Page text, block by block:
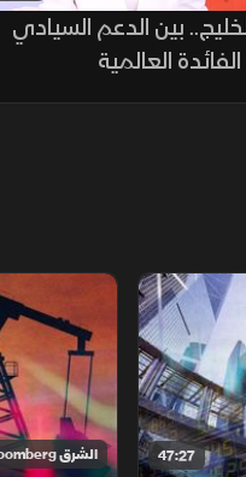
بين الدعم السيادي
العالمية
47:27 الشرق Bloomberg